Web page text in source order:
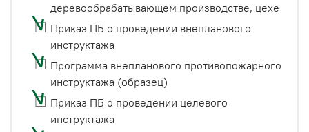
деревообрабатывающем производстве, цехе
Приказ ПБ о проведении внепланового
инструктажа
Программа внепланового противопожарного
инструктажа (образец)
Приказ ПБ о проведении целевого
инструктажа